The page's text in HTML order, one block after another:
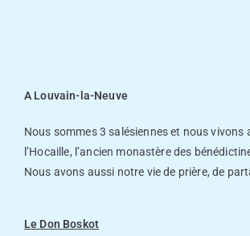
A Louvain-la-Neuve
Nous sommes 3 salésiennes et nous
l’Hocaille, l’ancien monastère des
Nous avons aussi notre vie de prière, de
Le Don Boskot